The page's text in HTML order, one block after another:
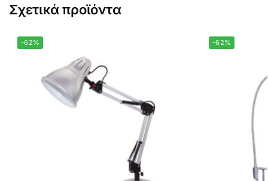
Σχετικά προϊόντα
-62% -62%